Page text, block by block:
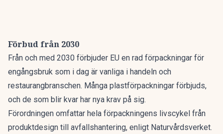
Förbud från 2030
Från och med 2030 förbjuder EU en rad förpackningar för
engångsbruk som i dag är vanliga i handeln och
restaurangbranschen. Många plastförpackningar förbjuds,
och de som blir kvar har nya krav på sig.
Förordningen omfattar hela förpackningens livscykel från
produktdesign till avfallshantering, enligt Naturvårdsverket.